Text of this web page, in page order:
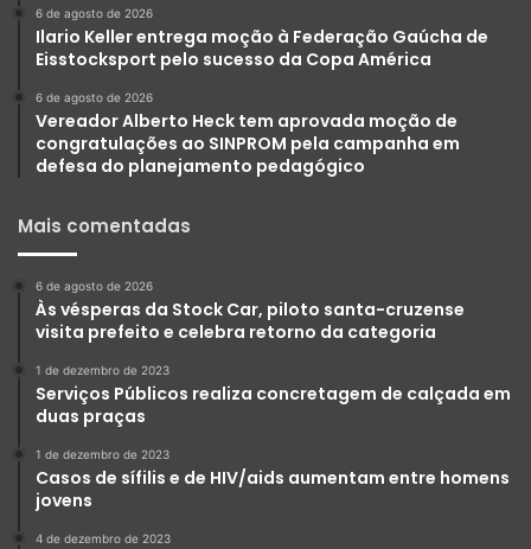
6 de agosto de 2026
Ilario Keller entrega moção à Federação Gaúcha de
Eisstocksport pelo sucesso da Copa América
6 de agosto de 2026
Vereador Alberto Heck tem aprovada moção de
congratulações ao SINPROM pela campanha em
defesa do planejamento pedagógico
Mais comentadas
6 de agosto de 2026
Às vésperas da Stock Car, piloto santa-cruzense
visita prefeito e celebra retorno da categoria
1 de dezembro de 2023
Serviços Públicos realiza concretagem de calçada em
duas praças
1 de dezembro de 2023
Casos de sífilis e de HIV/aids aumentam entre homens
jovens
4 de dezembro de 2023